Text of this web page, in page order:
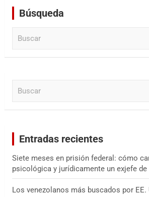
Búsqueda
Entradas recientes
Siete meses en prisión federal: cómo
psicológica y jurídicamente un exjefe de
Los venezolanos más buscados por EE.